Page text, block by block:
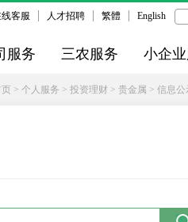
客服 人才招聘 繁體 English
服务 三农服务 小企
> 个人服务 > 投资理财 > 贵金属 > 信息公